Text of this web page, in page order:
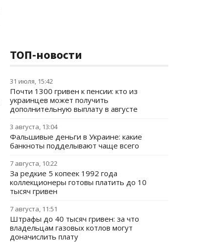
ТОП-новости
31 июля, 15:42
Почти 1300 гривен к пенсии: кто из
украинцев может получить
дополнительную выплату в августе
3 августа, 13:04
Фальшивые деньги в Украине: какие
банкноты подделывают чаще всего
7 августа, 10:22
За редкие 5 копеек 1992 года
коллекционеры готовы платить до 10
тысяч гривен
7 августа, 11:51
Штрафы до 40 тысяч гривен: за что
владельцам газовых котлов могут
доначислить плату